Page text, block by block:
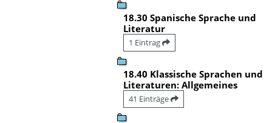
18.30 Spanische Sprache und
Literatur
1 Eintrag
18.40 Klassische Sprachen und
Literaturen: Allgemeines
41 Einträge